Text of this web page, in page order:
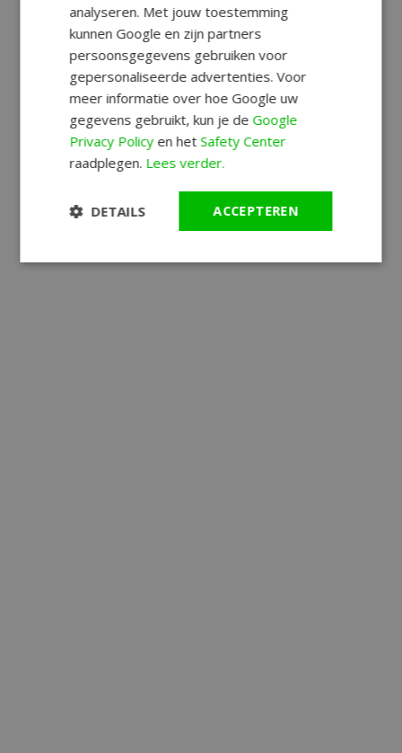
analyseren. Met jouw toestemming
kunnen Google en zijn partners
persoonsgegevens gebruiken voor
gepersonaliseerde advertenties. Voor
meer informatie over hoe Google uw
gegevens gebruikt, kun je deGoogle
Privacy Policyen hetSafety Center
raadplegen. Lees verder.
ACCEPTEREN
DETAILS